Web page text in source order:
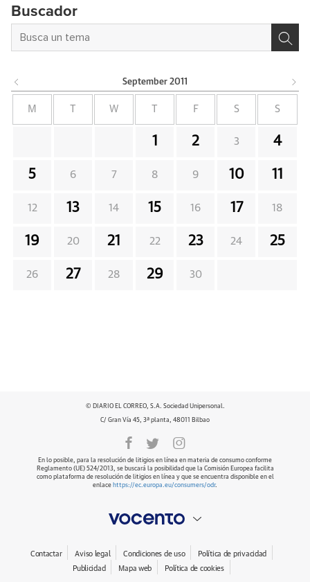
Buscador
September 2011
M W F S S
1 2 3 4
5 6 7 8 9 10 11
12 13 14 15 16 17 18
19 20 21 22 23 24 25
26 27 28 29 30
© DIARIO EL CORREO, S.A. Sociedad Unipersonal.
C/ Gran Vía 45, 3ª planta, 48011 Bilbao
En lo posible, para la resolución de litigios en línea en materia de consumo conforme
Reglamento (UE) 524/2013, se buscará la posibilidad que la Comisión Europea facilita
como plataforma de resolución de litigios en línea y que se encuentra disponible en el
enlace https://ec.europa.eu/consumers/odr.
Contactar Aviso legal Condiciones de uso
Política de privacidad
Publicidad
Mapa web Política de cookies